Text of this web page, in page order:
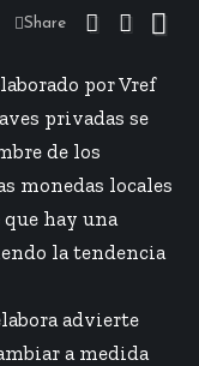
Share
por Vref
privadas se
de los
monedas locales
hay una
la tendencia
advierte
a medida